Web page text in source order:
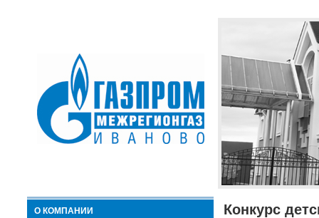
О КОМПАНИИ Конкурс